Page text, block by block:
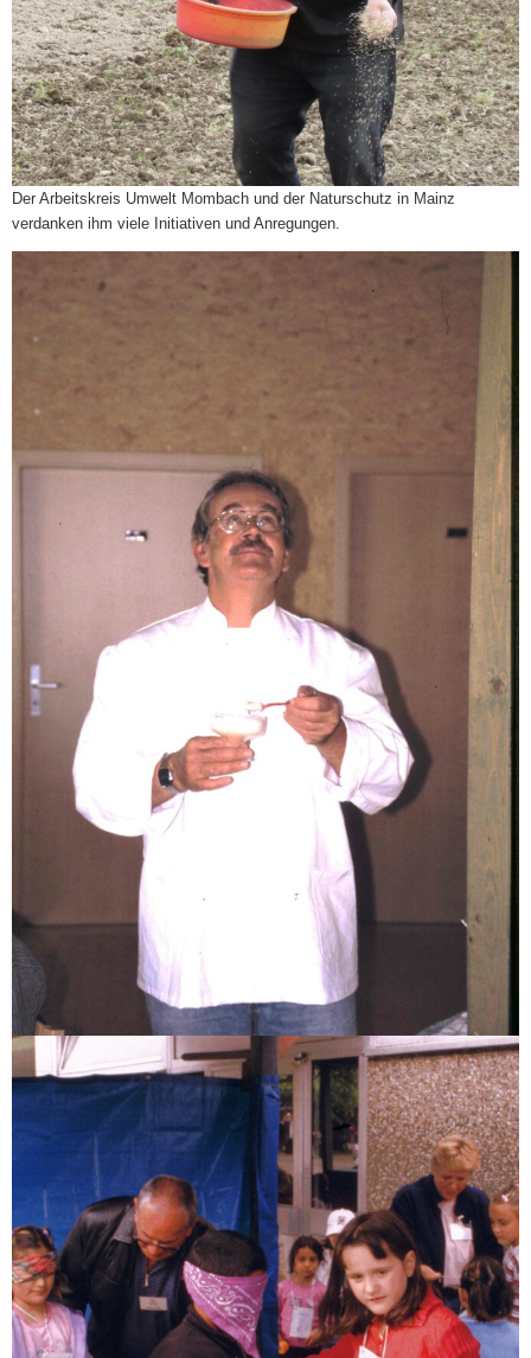
Der Arbeitskreis Umwelt Mombach und der Naturschutz in Mainz
verdanken ihm viele Initiativen und Anregungen.